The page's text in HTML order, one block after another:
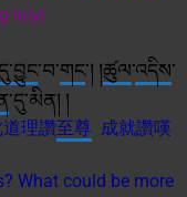
hủy|
་བ་གང༌། །ཚུལ་འདིས་
་དུ་མིན། །
理讚至尊 成就讚嘆
What could be more